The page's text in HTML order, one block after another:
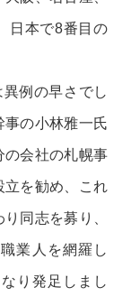
日本で8番目の
例の早さでし
の小林雅一氏
の会社の札幌事
立を勧め、これ
同志を募り、
業人を網羅し
り発足しまし